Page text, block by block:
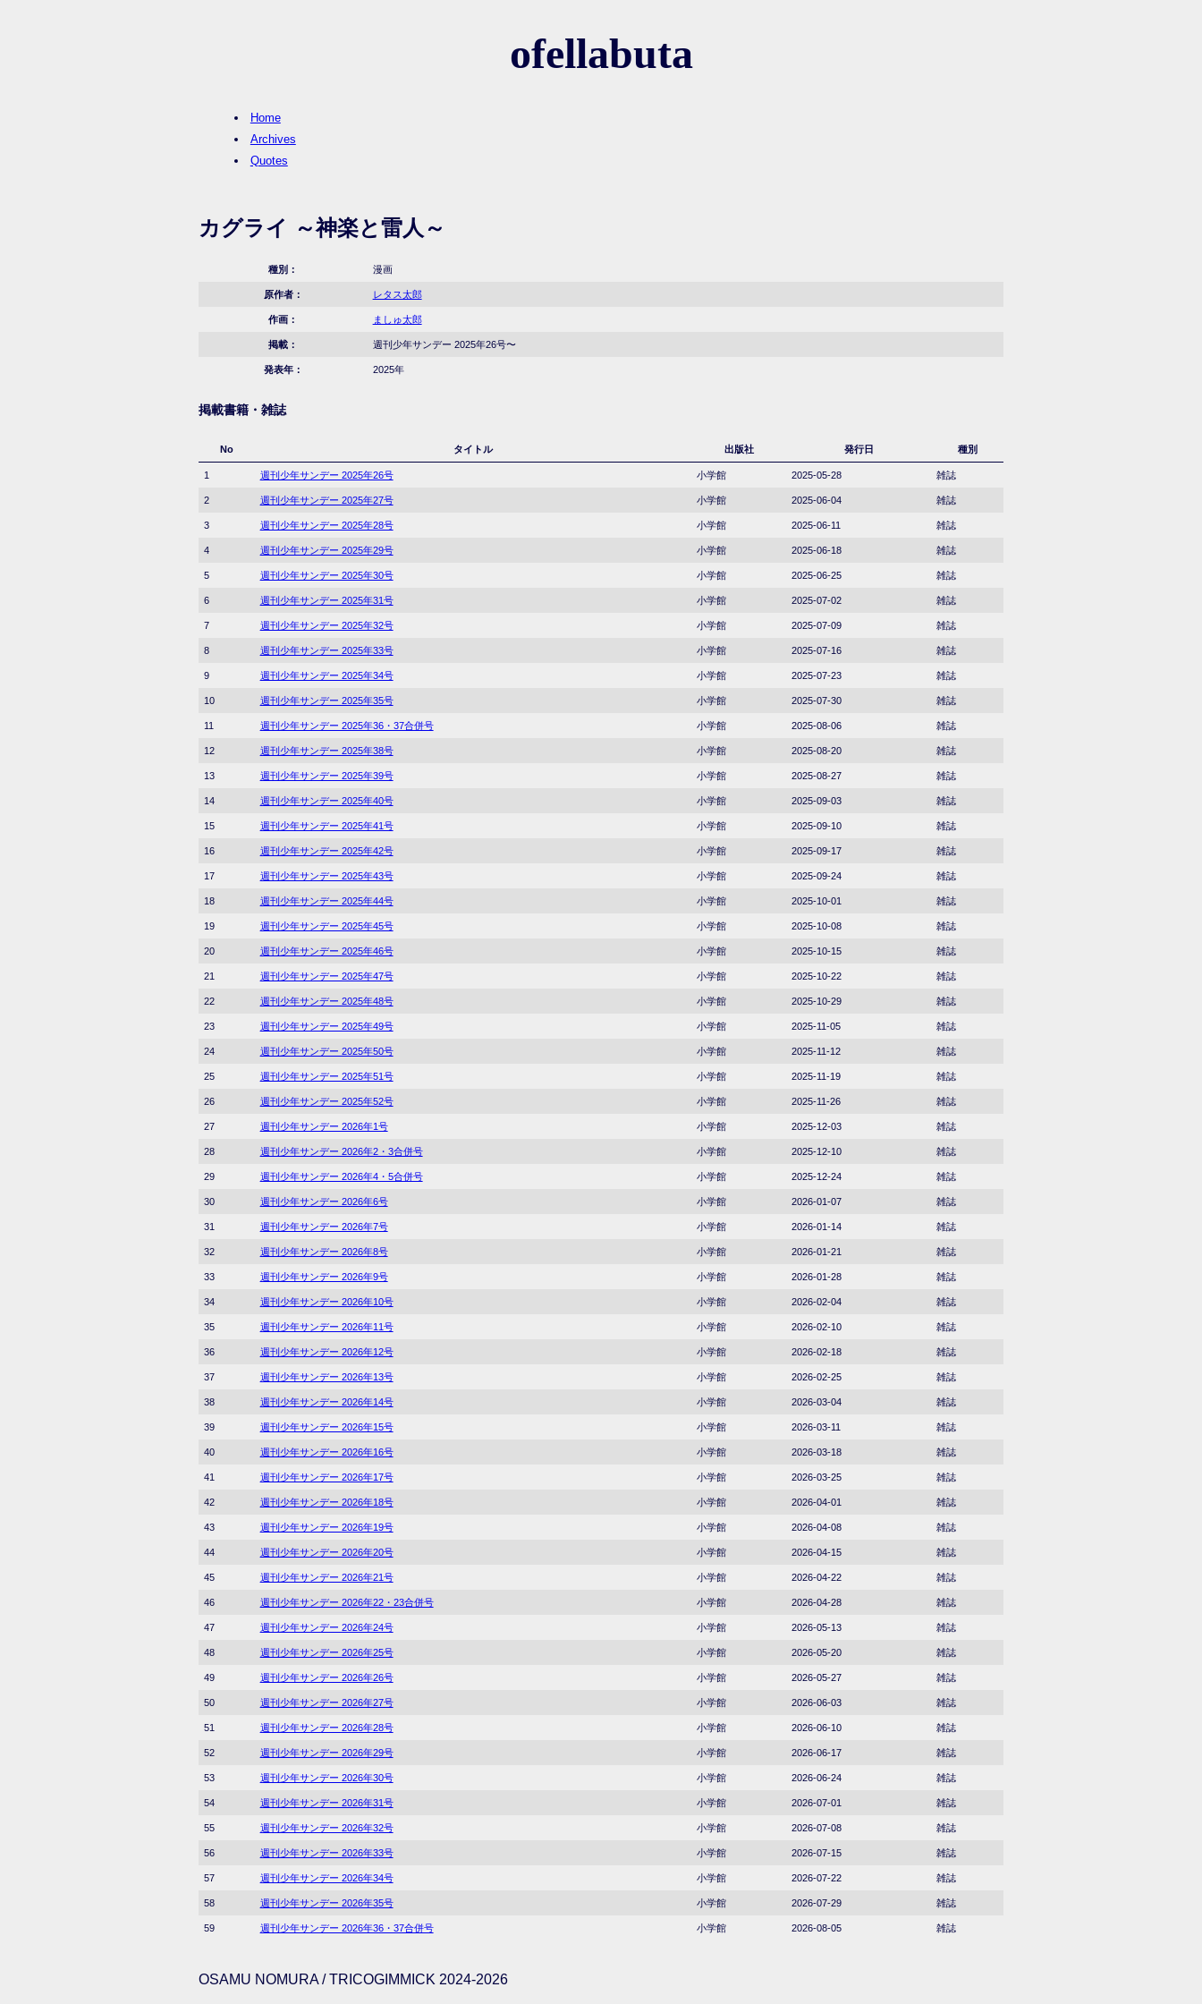
ofellabuta
Home
Archives
Quotes
カグライ ～神楽と雷人～
種別： 漫画
原作者： レタス太郎
作画： ましゅ太郎
掲載： 週刊少年サンデー 2025年26号〜
発表年： 2025年
掲載書籍・雑誌
No タイトル 出版社 発行日 種別
1 週刊少年サンデー 2025年26号 小学館 2025-05-28 雑誌
2 週刊少年サンデー 2025年27号 小学館 2025-06-04 雑誌
3 週刊少年サンデー 2025年28号 小学館 2025-06-11 雑誌
4 週刊少年サンデー 2025年29号 小学館 2025-06-18 雑誌
5 週刊少年サンデー 2025年30号 小学館 2025-06-25 雑誌
6 週刊少年サンデー 2025年31号 小学館 2025-07-02 雑誌
7 週刊少年サンデー 2025年32号 小学館 2025-07-09 雑誌
8 週刊少年サンデー 2025年33号 小学館 2025-07-16 雑誌
9 週刊少年サンデー 2025年34号 小学館 2025-07-23 雑誌
10 週刊少年サンデー 2025年35号 小学館 2025-07-30 雑誌
11 週刊少年サンデー 2025年36・37合併号 小学館 2025-08-06 雑誌
12 週刊少年サンデー 2025年38号 小学館 2025-08-20 雑誌
13 週刊少年サンデー 2025年39号 小学館 2025-08-27 雑誌
14 週刊少年サンデー 2025年40号 小学館 2025-09-03 雑誌
15 週刊少年サンデー 2025年41号 小学館 2025-09-10 雑誌
16 週刊少年サンデー 2025年42号 小学館 2025-09-17 雑誌
17 週刊少年サンデー 2025年43号 小学館 2025-09-24 雑誌
18 週刊少年サンデー 2025年44号 小学館 2025-10-01 雑誌
19 週刊少年サンデー 2025年45号 小学館 2025-10-08 雑誌
20 週刊少年サンデー 2025年46号 小学館 2025-10-15 雑誌
21 週刊少年サンデー 2025年47号 小学館 2025-10-22 雑誌
22 週刊少年サンデー 2025年48号 小学館 2025-10-29 雑誌
23 週刊少年サンデー 2025年49号 小学館 2025-11-05 雑誌
24 週刊少年サンデー 2025年50号 小学館 2025-11-12 雑誌
25 週刊少年サンデー 2025年51号 小学館 2025-11-19 雑誌
26 週刊少年サンデー 2025年52号 小学館 2025-11-26 雑誌
27 週刊少年サンデー 2026年1号 小学館 2025-12-03 雑誌
28 週刊少年サンデー 2026年2・3合併号 小学館 2025-12-10 雑誌
29 週刊少年サンデー 2026年4・5合併号 小学館 2025-12-24 雑誌
30 週刊少年サンデー 2026年6号 小学館 2026-01-07 雑誌
31 週刊少年サンデー 2026年7号 小学館 2026-01-14 雑誌
32 週刊少年サンデー 2026年8号 小学館 2026-01-21 雑誌
33 週刊少年サンデー 2026年9号 小学館 2026-01-28 雑誌
34 週刊少年サンデー 2026年10号 小学館 2026-02-04 雑誌
35 週刊少年サンデー 2026年11号 小学館 2026-02-10 雑誌
36 週刊少年サンデー 2026年12号 小学館 2026-02-18 雑誌
37 週刊少年サンデー 2026年13号 小学館 2026-02-25 雑誌
38 週刊少年サンデー 2026年14号 小学館 2026-03-04 雑誌
39 週刊少年サンデー 2026年15号 小学館 2026-03-11 雑誌
40 週刊少年サンデー 2026年16号 小学館 2026-03-18 雑誌
41 週刊少年サンデー 2026年17号 小学館 2026-03-25 雑誌
42 週刊少年サンデー 2026年18号 小学館 2026-04-01 雑誌
43 週刊少年サンデー 2026年19号 小学館 2026-04-08 雑誌
44 週刊少年サンデー 2026年20号 小学館 2026-04-15 雑誌
45 週刊少年サンデー 2026年21号 小学館 2026-04-22 雑誌
46 週刊少年サンデー 2026年22・23合併号 小学館 2026-04-28 雑誌
47 週刊少年サンデー 2026年24号 小学館 2026-05-13 雑誌
48 週刊少年サンデー 2026年25号 小学館 2026-05-20 雑誌
49 週刊少年サンデー 2026年26号 小学館 2026-05-27 雑誌
50 週刊少年サンデー 2026年27号 小学館 2026-06-03 雑誌
51 週刊少年サンデー 2026年28号 小学館 2026-06-10 雑誌
52 週刊少年サンデー 2026年29号 小学館 2026-06-17 雑誌
53 週刊少年サンデー 2026年30号 小学館 2026-06-24 雑誌
54 週刊少年サンデー 2026年31号 小学館 2026-07-01 雑誌
55 週刊少年サンデー 2026年32号 小学館 2026-07-08 雑誌
56 週刊少年サンデー 2026年33号 小学館 2026-07-15 雑誌
57 週刊少年サンデー 2026年34号 小学館 2026-07-22 雑誌
58 週刊少年サンデー 2026年35号 小学館 2026-07-29 雑誌
59 週刊少年サンデー 2026年36・37合併号 小学館 2026-08-05 雑誌
OSAMU NOMURA / TRICOGIMMICK 2024-2026